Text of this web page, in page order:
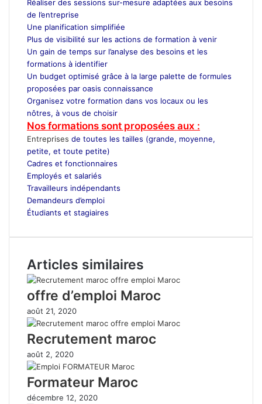
Réaliser des sessions sur-mesure adaptées aux besoins
de l’entreprise
Une planification simplifiée
Plus de visibilité sur les actions de formation à venir
Un gain de temps sur l’analyse des besoins et les
formations à identifier
Un budget optimisé grâce à la large palette de formules
proposées par oasis connaissance
Organisez votre formation dans vos locaux ou les
nôtres, à vous de choisir
Nos formations sont proposées aux :
Entreprises de toutes les tailles (grande, moyenne,
petite, et toute petite)
Cadres et fonctionnaires
Employés et salariés
Travailleurs indépendants
Demandeurs d’emploi
Étudiants et stagiaires
Articles similaires
offre d’emploi Maroc
août 21, 2020
Recrutement maroc
août 2, 2020
Formateur Maroc
décembre 12, 2020